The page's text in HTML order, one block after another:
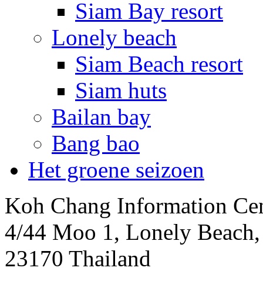
Siam Bay resort
Lonely beach
Siam Beach resort
Siam huts
Bailan bay
Bang bao
Het groene seizoen
Koh Chang Information
4/44 Moo 1, Lonely
23170 Thailand